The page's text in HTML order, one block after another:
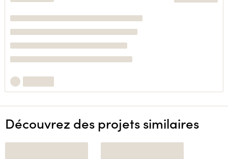
Découvrez des projets similaires